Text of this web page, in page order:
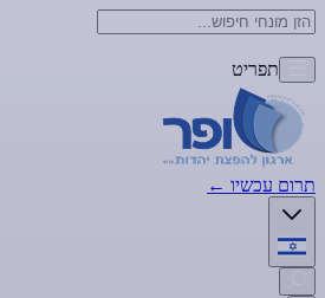
תפריט
תרום עכשיו ←